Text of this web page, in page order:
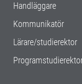
Handläggare
Kommunikatör
Lärare/studierektor